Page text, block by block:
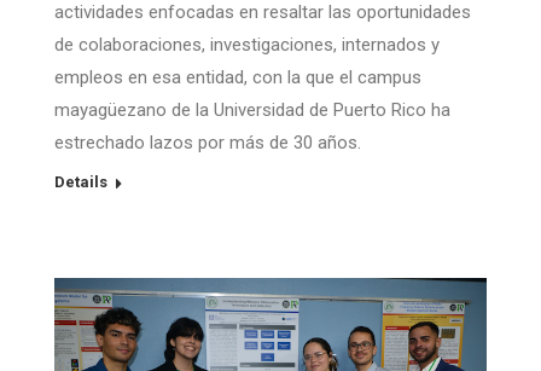
actividades enfocadas en resaltar las oportunidades
de colaboraciones, investigaciones, internados y
empleos en esa entidad, con la que el campus
mayagüezano de la Universidad de Puerto Rico ha
estrechado lazos por más de 30 años.
Details